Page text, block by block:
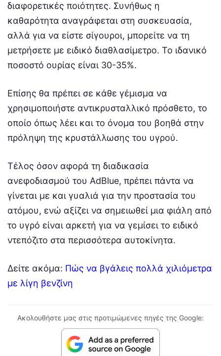
διαφορετικές ποιότητες. Συνήθως η
καθαρότητα αναγράφεται στη συσκευασία,
αλλά για να είστε σίγουροι, μπορείτε να τη
μετρήσετε με ειδικό διαθλασίμετρο. Το ιδανικό
ποσοστό ουρίας είναι 30-35%.
Επίσης θα πρέπει σε κάθε γέμισμα να
χρησιμοποιήστε αντικρυσταλλικό πρόσθετο, το
οποίο όπως λέει και το όνομα του βοηθά στην
πρόληψη της κρυστάλλωσης του υγρού.
Τέλος όσον αφορά τη διαδικασία
ανεφοδιασμού του AdBlue, πρέπει πάντα να
γίνεται με και γυαλιά για την προστασία του
ατόμου, ενώ αξίζει να σημειωθεί μια φιάλη από
το υγρό είναι αρκετή για να γεμίσει το ειδικό
ντεπόζιτο στα περισσότερα αυτοκίνητα.
Δείτε ακόμα: Πώς να βγάλεις πολλά χιλιόμετρα
με λίγη βενζίνη
Ακολουθήστε μας στις προτιμώμενες πηγές της Google: